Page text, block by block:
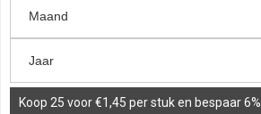
Koop 25 voor €1,45 per stuk en bespaar 6%